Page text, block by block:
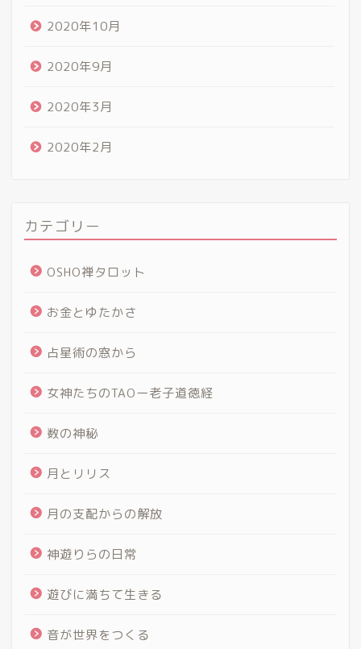
2020年10月
2020年9月
2020年3月
2020年2月
カテゴリー
OSHO禅タロット
お金とゆたかさ
占星術の窓から
女神たちのTAOー老子道徳経
数の神秘
月とリリス
月の支配からの解放
神遊りらの日常
遊びに満ちて生きる
音が世界をつくる